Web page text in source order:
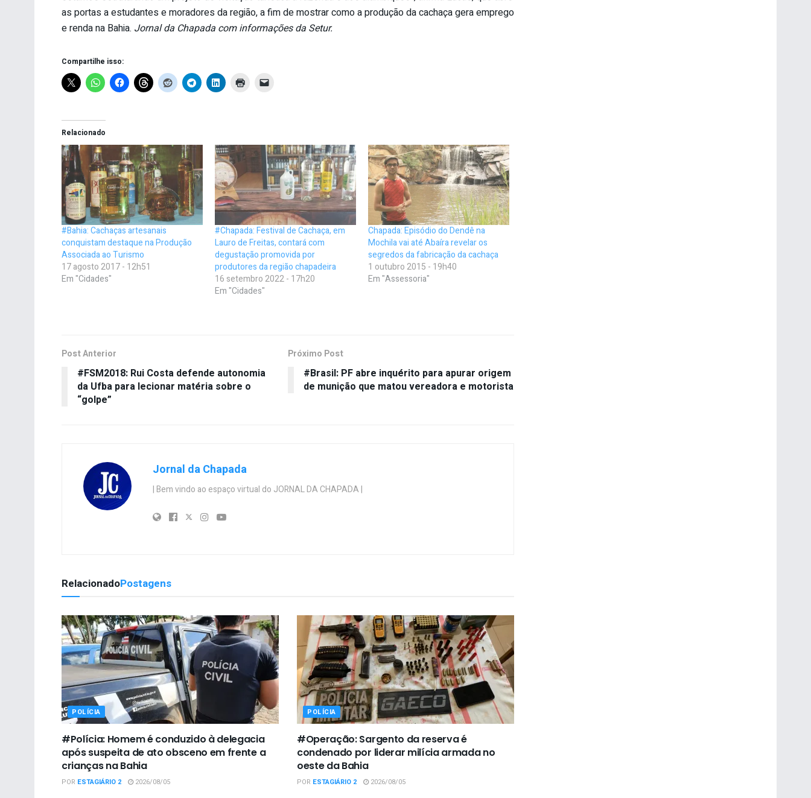
as portas a estudantes e moradores da região, a fim de mostrar como a produção da cachaça gera emprego
e renda na Bahia. Jornal da Chapada com informações da Setur.
Compartilhe isso:
Relacionado
#Bahia: Cachaças artesanais
conquistam destaque na Produção
Associada ao Turismo
17 agosto 2017 - 12h51
Em "Cidades"
#Chapada: Festival de Cachaça, em
Lauro de Freitas, contará com
degustação promovida por
produtores da região chapadeira
16 setembro 2022 - 17h20
Em "Cidades"
Chapada: Episódio do Dendê na
Mochila vai até Abaíra revelar os
segredos da fabricação da cachaça
1 outubro 2015 - 19h40
Em "Assessoria"
Post Anterior
#FSM2018: Rui Costa defende autonomia
da Ufba para lecionar matéria sobre o
“golpe”
Próximo Post
#Brasil: PF abre inquérito para apurar origem
de munição que matou vereadora e motorista
Jornal da Chapada
| Bem vindo ao espaço virtual do JORNAL DA CHAPADA |
RelacionadoPostagens
POLÍCIA
#Polícia: Homem é conduzido à delegacia
após suspeita de ato obsceno em frente a
crianças na Bahia
POR ESTAGIÁRIO 2 2026/08/05
POLÍCIA
#Operação: Sargento da reserva é
condenado por liderar milícia armada no
oeste da Bahia
POR ESTAGIÁRIO 2 2026/08/05